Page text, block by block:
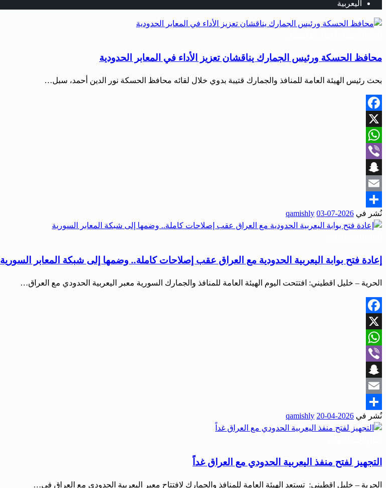
اليعربية
محافظ الحسكة ورئيس الجمارك يناقشان تعزيز الأداء في المعابر الحدودية
بحث رئيس الهيئة العامة للمنافذ والجمارك قتيبة بدوي خلال لقائه محافظ الحسكة نور ‌‏الدين أحمد، سبل…
Facebook
X
WhatsApp
Viber
Snapchat
Email
Share
نُشر في 2026-07-03
qamishly
إعادة فتح بوابة اليعربية الحدودية مع العراق عقب إصلاحات كاملة.. وضمها إلى شبكة المعابر السورية
الحرية – خليل اقطيني: افتتحت اليوم الهيئة العامة للمنافذ والجمارك السورية معبر اليعربية الحدودي مع العراق…
Facebook
X
WhatsApp
Viber
Snapchat
Email
Share
نُشر في 2026-04-20
qamishly
التجهيز لفتح منفذ اليعربية الحدودي مع العراق غداً
الحرية – خليل اقطيني: تستعد الهيئة العامة للمنافذ والجمارك لافتتاح معبر اليعربية الحدودي مع العراق في…